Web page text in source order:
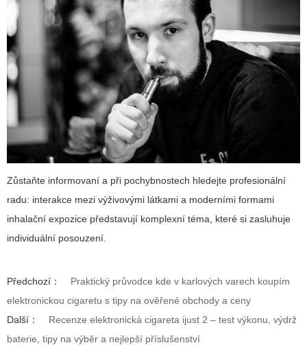
Zůstaňte informovaní a při pochybnostech hledejte profesionální
radu: interakce mezi výživovými látkami a moderními formami
inhalační expozice představují komplexní téma, které si zasluhuje
individuální posouzení.
Předchozí：
Praktický průvodce kde v karlových varech koupím
elektronickou cigaretu s tipy na ověřené obchody a ceny
Další：
Recenze elektronická cigareta ijust 2 – test výkonu, výdrž
baterie, tipy na výběr a nejlepší příslušenství